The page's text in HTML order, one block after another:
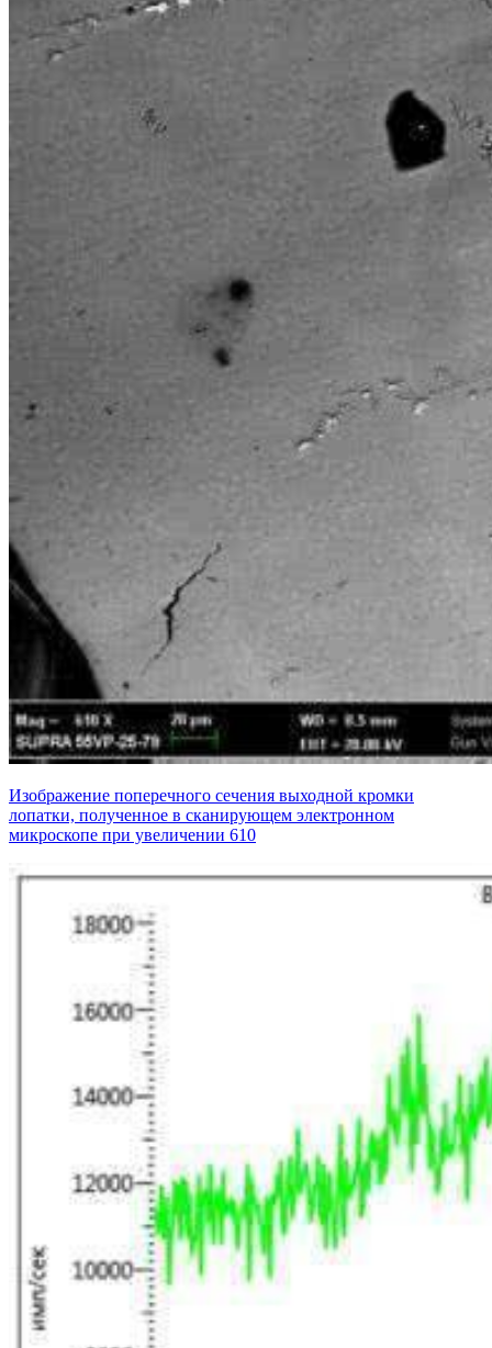
Изображение поперечного сечения выходной кромки
лопатки, полученное в сканирующем электронном
микроскопе при увеличении 610